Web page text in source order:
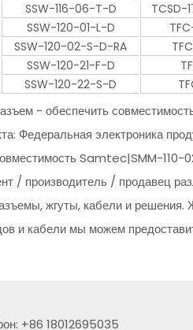
SSW-116-06-T-D TCSD-
SSW-120-01-L-D
SSW-120-02-S-D-RA
SSW-120-21-F-D
SSW-120-22-S-D
- обеспечить
Федеральная электроника
Samtec|SMM-110-
/ производитель / продавец
жгуты, кабели и решения.
и кабели мы можем
+86 18012695035